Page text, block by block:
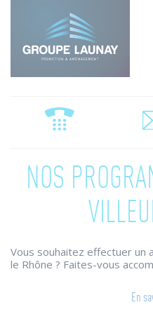
NOS
Vous souhaitez effectuer un
le Rhône ? Faites-vous
bien qui vous corresponde.
vous conseiller dans la
En